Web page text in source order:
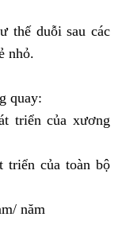
thế duỗi sau các
nhỏ.
quay:
của xương
của toàn bộ
năm